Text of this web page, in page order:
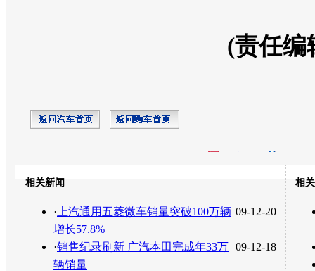
(责任编
转发至：
相关新闻
09-12-20
· 上汽通用五菱微车销量突破100万辆
增长57.8%
09-12-18
·销售纪录刷新 广汽本田完成年33万
辆销量
相